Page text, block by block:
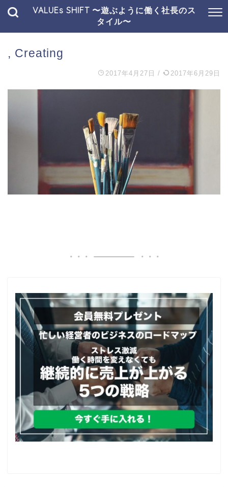
VALUEs SHIFT 〜遊ぶように働く社長のス
タイル〜
, Creating
2017年4月27日 / 2017年6月29日